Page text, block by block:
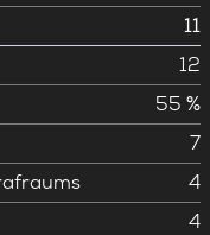
11
12
55 %
7
4
4